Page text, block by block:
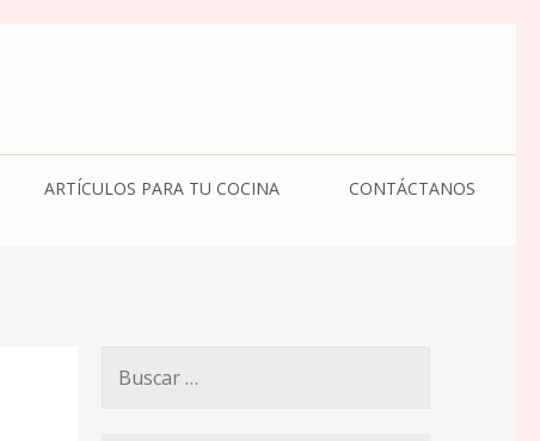
ARTÍCULOS PARA TU COCINA
CONTÁCTANOS
Buscar: